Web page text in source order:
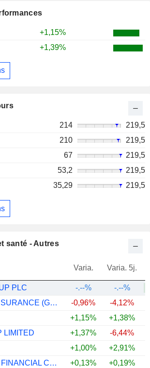
+1,15%
+1,39%
214
219,5
210
219,5
67
219,5
53,2
219,5
35,29 219,5
santé - Autres
Varia. Varia. 5j.
PLC -.--% -.--%
PING AN INSURANCE (GROUP) COMPANY OF CHINA, LTD.
-0,96% -4,12%
+1,15% +1,38%
LIMITED
+1,37% -6,44%
+1,00% +2,91%
MANULIFE FINANCIAL CORPORATION
+0,13% +0,19%